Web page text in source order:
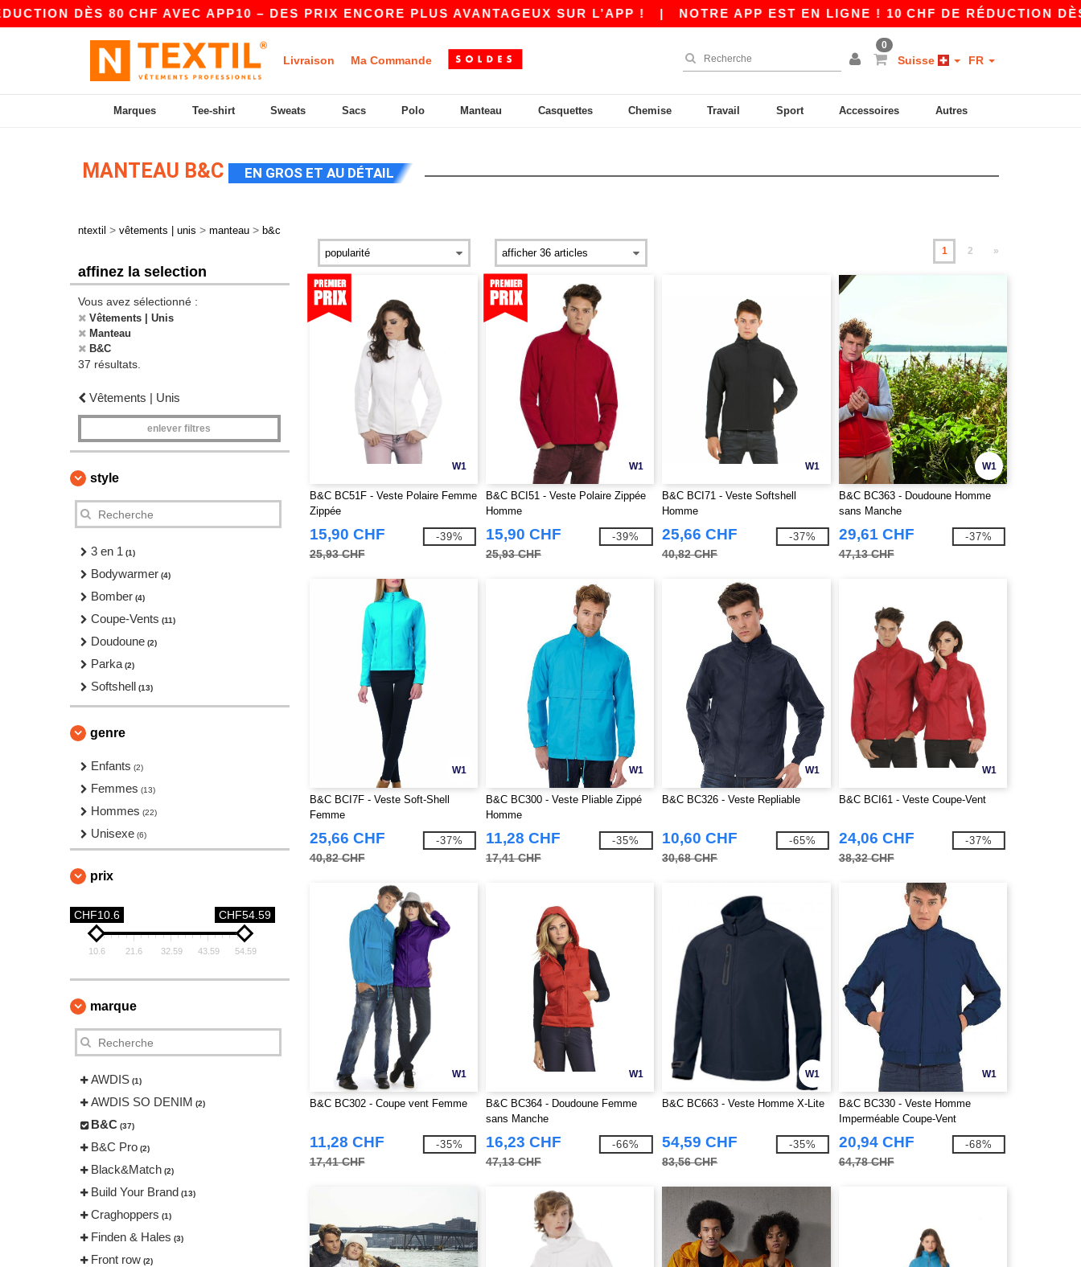
80 CHF AVEC APP10 – DES PRIX ENCORE PLUS AVANTAGEUX SUR L’APP !|NOTRE APP EST EN LIGNE ! 10 CHF DE RÉDUCTION DÈS 80
Livraison Ma Commande
0
Suisse FR
Marques Tee-shirt Sweats Sacs Polo Manteau Casquettes Chemise Travail Sport Accessoires Autres
MANTEAU B&C EN GROS ET AU DÉTAIL
ntextil > vêtements | unis > manteau > b&c
affinez la selection
Vous avez sélectionné :
Vêtements | Unis
Manteau
B&C
37 résultats.
Vêtements | Unis
enlever filtres
style
3 en 1 (1)
Bodywarmer (4)
Bomber (4)
Coupe-Vents (11)
Doudoune (2)
Parka (2)
Softshell (13)
genre
Enfants (2)
Femmes (13)
Hommes (22)
Unisexe (6)
prix
CHF10.6 CHF54.59
10.6 21.6 32.59 43.59 54.59
marque
AWDIS (1)
AWDIS SO DENIM (2)
B&C (37)
B&C Pro (2)
Black&Match (2)
Build Your Brand (13)
Craghoppers (1)
Finden & Hales (3)
Front row (2)
1 2 »
W1
B&C BC51F - Veste Polaire Femme
Zippée
15,90 CHF
25,93 CHF
-39%
W1
B&C BCI51 - Veste Polaire Zippée
Homme
15,90 CHF
25,93 CHF
-39%
W1
B&C BCI71 - Veste Softshell
Homme
25,66 CHF
40,82 CHF
-37%
W1
B&C BC363 - Doudoune Homme
sans Manche
29,61 CHF
47,13 CHF
-37%
W1
B&C BCI7F - Veste Soft-Shell
Femme
25,66 CHF
40,82 CHF
-37%
W1
B&C BC300 - Veste Pliable Zippé
Homme
11,28 CHF
17,41 CHF
-35%
W1
B&C BC326 - Veste Repliable
10,60 CHF
30,68 CHF
-65%
W1
B&C BCI61 - Veste Coupe-Vent
24,06 CHF
38,32 CHF
-37%
W1
B&C BC302 - Coupe vent Femme
11,28 CHF
17,41 CHF
-35%
W1
B&C BC364 - Doudoune Femme
sans Manche
16,23 CHF
47,13 CHF
-66%
W1
B&C BC663 - Veste Homme X-Lite
54,59 CHF
83,56 CHF
-35%
W1
B&C BC330 - Veste Homme
Imperméable Coupe-Vent
20,94 CHF
64,78 CHF
-68%